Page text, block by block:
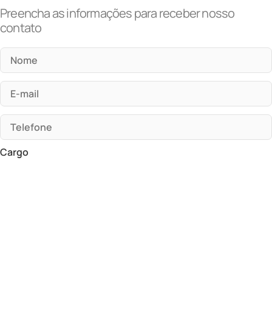
Preencha as informações para receber nosso
contato
Cargo